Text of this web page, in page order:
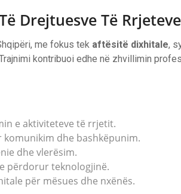
Drejtuesve Të
me fokus tek aftësitë dixhitale,
kontribuoi edhe në zhvillimin
e aktiviteteve të rrjetit.
komunikim dhe bashkëpunim.
dhe vlerësim.
përdorur teknologjinë.
për mësues dhe nxënës.